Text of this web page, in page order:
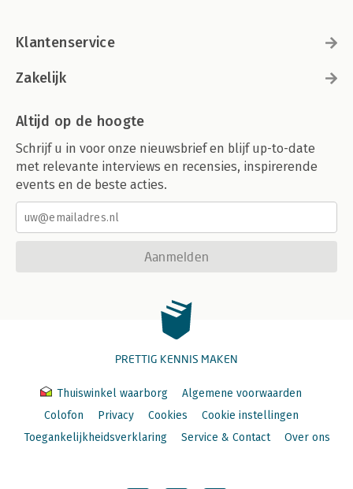
Klantenservice
Zakelijk
Altijd op de hoogte
Schrijf u in voor onze nieuwsbrief en blijf up-to-date
met relevante interviews en recensies, inspirerende
events en de beste acties.
Aanmelden
PRETTIG KENNIS MAKEN
Thuiswinkel waarborg
Algemene voorwaarden
Colofon
Privacy Cookies
Cookie instellingen
Toegankelijkheidsverklaring
Service & Contact Over ons